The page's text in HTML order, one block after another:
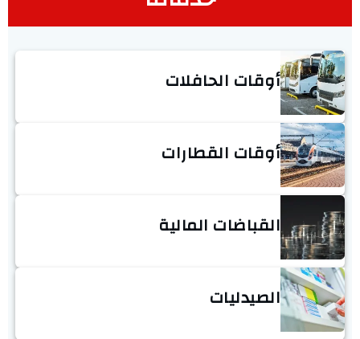
أوقات الحافلات
أوقات القطارات
القباضات المالية
الصيدليات